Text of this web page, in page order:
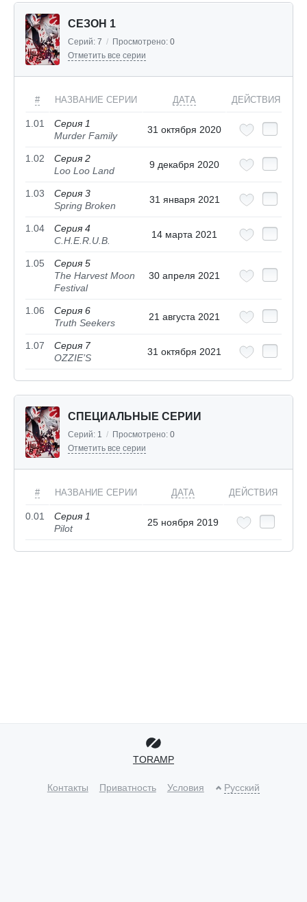
СЕЗОН 1
Серий: 7 / Просмотрено: 0
Отметить все серии
# НАЗВАНИЕ СЕРИИ ДАТА ДЕЙСТВИЯ
1.01
Серия 1
Murder Family
31 октября 2020
1.02
Серия 2
Loo Loo Land
9 декабря 2020
1.03
Серия 3
Spring Broken
31 января 2021
1.04
Серия 4
C.H.E.R.U.B.
14 марта 2021
1.05
Серия 5
The Harvest Moon
Festival
30 апреля 2021
1.06
Серия 6
Truth Seekers
21 августа 2021
1.07
Серия 7
OZZIE’S
31 октября 2021
СПЕЦИАЛЬНЫЕ СЕРИИ
Серий: 1 / Просмотрено: 0
Отметить все серии
# НАЗВАНИЕ СЕРИИ ДАТА ДЕЙСТВИЯ
0.01
Серия 1
Pilot
25 ноября 2019
TORAMP
Контакты Приватность Условия Русский